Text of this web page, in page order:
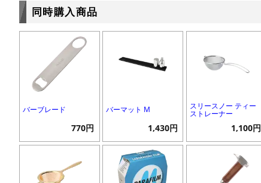
同時購入商品
バーブレード
770円
バーマット M
1,430円
スリースノー ティー
ストレーナー
1,100円